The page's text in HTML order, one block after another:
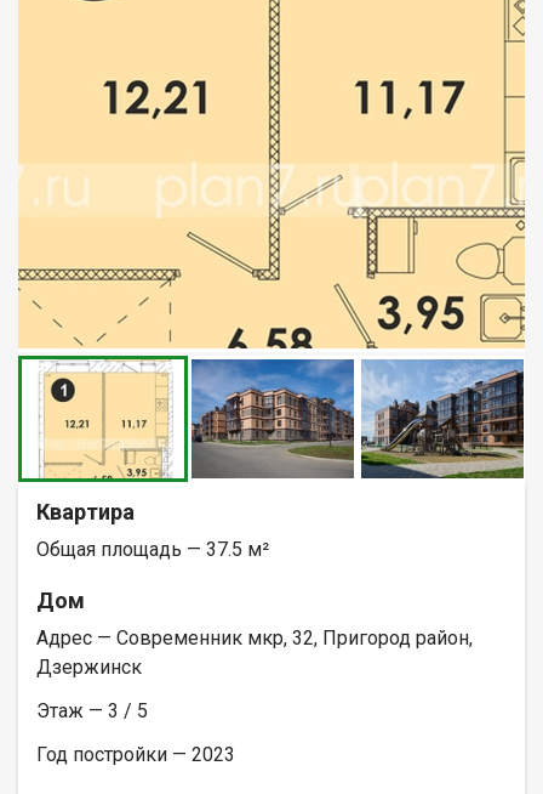
Квартира
Общая площадь — 37.5 м²
Дом
Адрес — Современник мкр, 32, Пригород район,
Дзержинск
Этаж — 3 / 5
Год постройки — 2023